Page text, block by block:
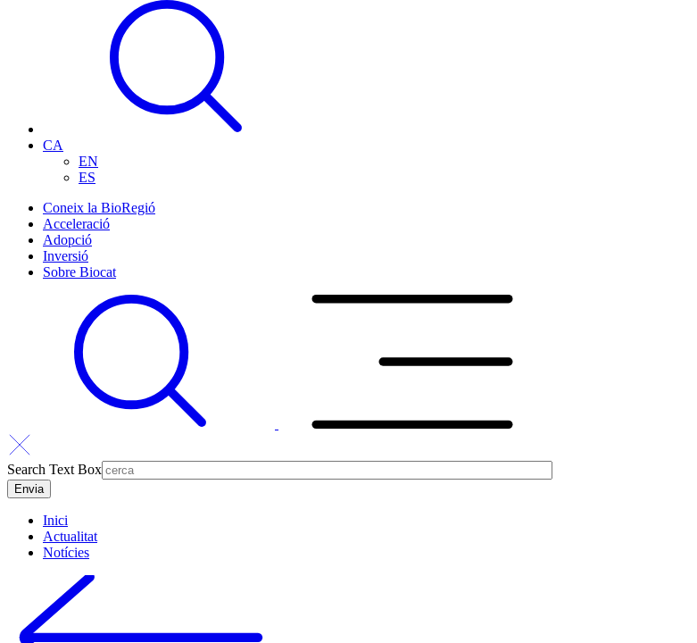
CA
EN
ES
Coneix la BioRegió
Acceleració
Adopció
Inversió
Sobre Biocat
Search Text Box
Inici
Actualitat
Notícies